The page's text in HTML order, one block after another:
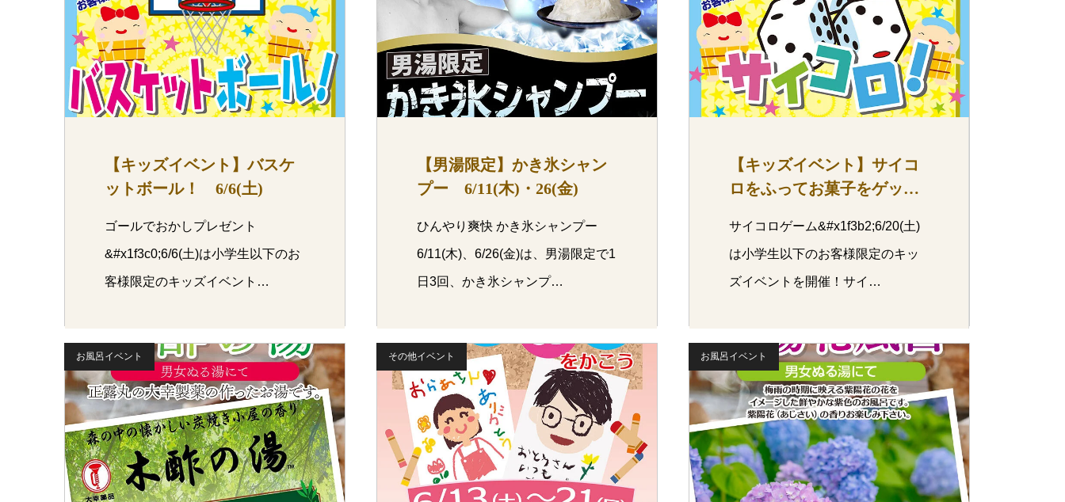
【キッズイベント】バスケ
ットボール！ 6/6(土)
ゴールでおかしプレゼント
&#x1f3c0;6/6(土)は小学生以下のお
客様限定のキッズイベント…
【男湯限定】かき氷シャン
プー 6/11(木)・26(金)
ひんやり爽快 かき氷シャンプー
6/11(木)、6/26(金)は、男湯限定で1
日3回、かき氷シャンプ…
【キッズイベント】サイコ
ロをふってお菓子をゲッ
サイコロゲーム&#x1f3b2;6/20(土)
は小学生以下のお客様限定のキッ
ズイベントを開催！サイ…
お風呂イベント その他イベント お風呂イベント